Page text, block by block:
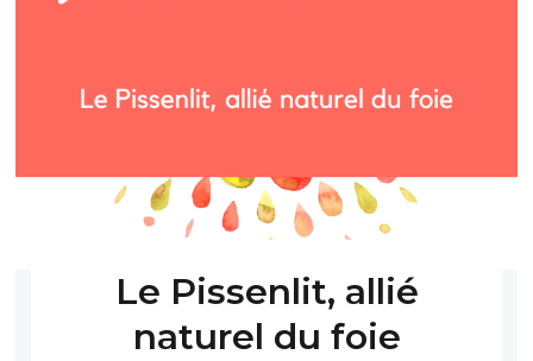
Le Pissenlit, allié
naturel du foie